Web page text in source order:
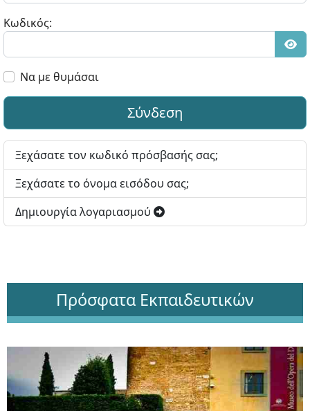
Κωδικός:
Να με θυμάσαι
Σύνδεση
Ξεχάσατε τον κωδικό πρόσβασής σας;
Ξεχάσατε το όνομα εισόδου σας;
Δημιουργία λογαριασμού
Πρόσφατα Εκπαιδευτικών